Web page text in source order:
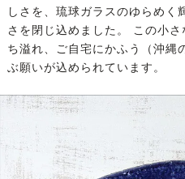
しさを、琉球ガラスのゆらめく
さを閉じ込めました。 この小
ち溢れ、ご自宅にかふう（沖縄
ぶ願いが込められています。